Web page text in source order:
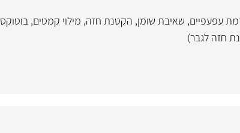
עפעפיים, שאיבת שומן, הקטנת חזה, מילוי קמטים, בוטוקס
חזה לגבר)